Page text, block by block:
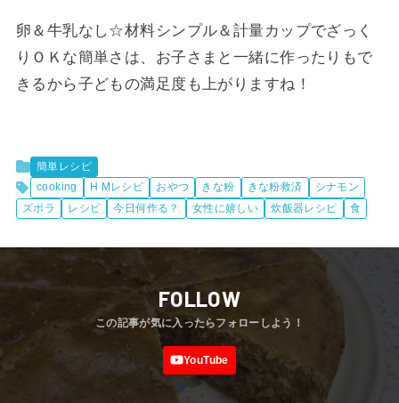
卵＆牛乳なし☆材料シンプル＆計量カップでざっく
りＯＫな簡単さは、お子さまと一緒に作ったりもで
きるから子どもの満足度も上がりますね！
簡単レシピ
cooking
H Mレシピ おやつ きな粉 きな粉救済
シナモン
ズボラ
レシピ 今日何作る？ 女性に嬉しい 炊飯器レシピ 食
FOLLOW